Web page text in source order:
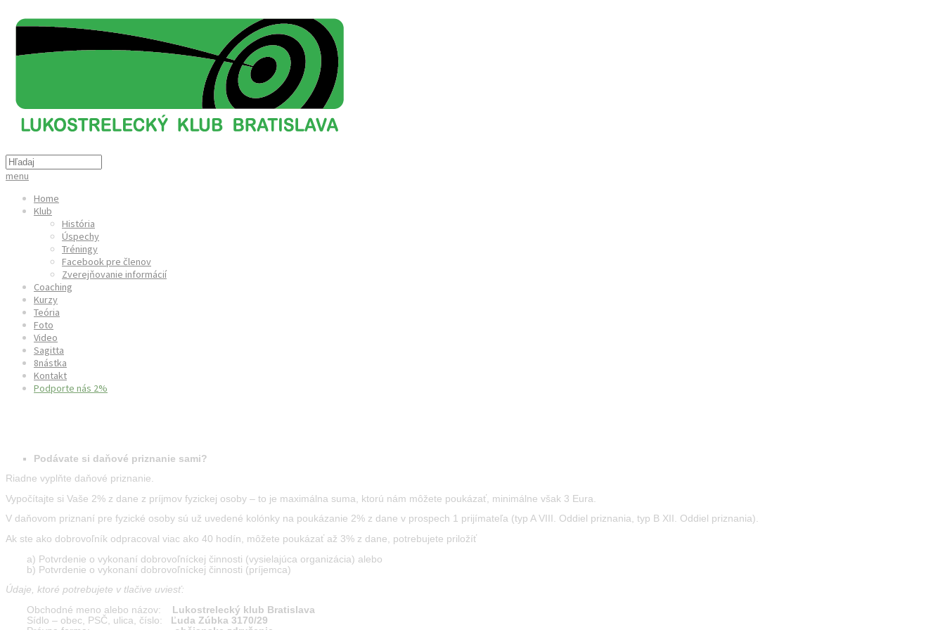
menu
Home
Klub
História
Úspechy
Tréningy
Facebook pre členov
Zverejňovanie informácií
Coaching
Kurzy
Teória
Foto
Video
Sagitta
8nástka
Kontakt
Podporte nás 2%
Podávate si daňové priznanie sami?
Riadne vyplňte daňové priznanie.
Vypočítajte si Vaše 2% z dane z príjmov fyzickej osoby – to je maximálna suma, ktorú nám môžete poukázať, minimálne však 3 Eura.
V daňovom priznaní pre fyzické osoby sú už uvedené kolónky na poukázanie 2% z dane v prospech 1 prijímateľa (typ A VIII. Oddiel priznania, typ B XII. Oddiel priznania).
Ak ste ako dobrovoľník odpracoval viac ako 40 hodín, môžete poukázať až 3% z dane, potrebujete priložíť
a) Potvrdenie o vykonaní dobrovoľníckej činnosti (vysielajúca organizácia) alebo
b) Potvrdenie o vykonaní dobrovoľníckej činnosti (príjemca)
Údaje, ktoré potrebujete v tlačive uviesť:
Obchodné meno alebo názov:
Lukostrelecký klub Bratislava
Sídlo – obec, PSČ, ulica, číslo:
Ľuda Zúbka 3170/29